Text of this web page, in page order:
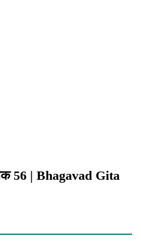
56 | Bhagavad Gita